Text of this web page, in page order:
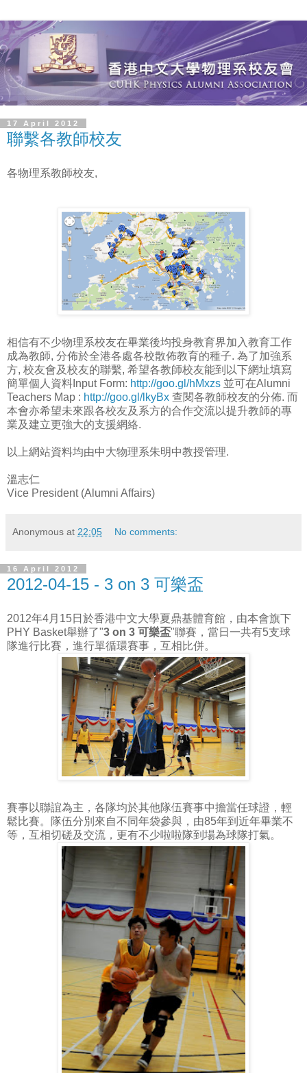
17 April 2012
各物理系教師校友,
相信有不少物理系校友在畢業後均投身教育界加入教育工作
成為教師, 分佈於全港各處各校散佈教育的種子. 為了加強系
方, 校友會及校友的聯繫, 希望各教師校友能到以下網址填寫
簡單個人資料Input Form: http://goo.gl/hMxzs 並可在Alumni
Teachers Map : http://goo.gl/lkyBx 查閱各教師校友的分佈. 而
本會亦希望未來跟各校友及系方的合作交流以提升教師的專
業及建立更強大的支援網絡.
以上網站資料均由中大物理系朱明中教授管理.
溫志仁
Vice President (Alumni Affairs)
Anonymous at 22:05 No comments:
16 April 2012
2012-04-15 - 3 on 3 可樂盃
2012年4月15日於香港中文大學夏鼎基體育館，由本會旗下
PHY Basket舉辦了"3 on 3 可樂盃"聯賽，當日一共有5支球
隊進行比賽，進行單循環賽事，互相比併。
賽事以聯誼為主，各隊均於其他隊伍賽事中擔當任球證，輕
鬆比賽。隊伍分別來自不同年袋參與，由85年到近年畢業不
等，互相切磋及交流，更有不少啦啦隊到場為球隊打氣。